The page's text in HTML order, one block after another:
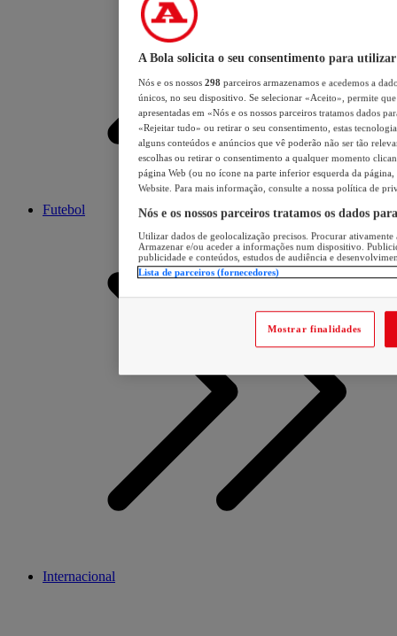
Futebol
Internacional
A Bola solicita o seu consentimento para utilizar
Nós e os nossos 298 parceiros armazenamos e acedemos a
únicos, no seu dispositivo. Se selecionar «Aceito», permite
apresentadas em «Nós e os nossos parceiros tratamos dados
«Rejeitar tudo» ou retirar o seu consentimento, estas
alguns conteúdos e anúncios que vê poderão não ser tão
escolhas ou retirar o consentimento a qualquer momento
página Web (ou no ícone na parte inferior esquerda da página,
Website. Para mais informação, consulte a nossa política de
Nós e os nossos parceiros tratamos os dados
Utilizar dados de geolocalização precisos. Procurar
Armazenar e/ou aceder a informações num dispositivo.
publicidade e conteúdos, estudos de audiência e
Lista de parceiros (fornecedores)
Mostrar finalidades